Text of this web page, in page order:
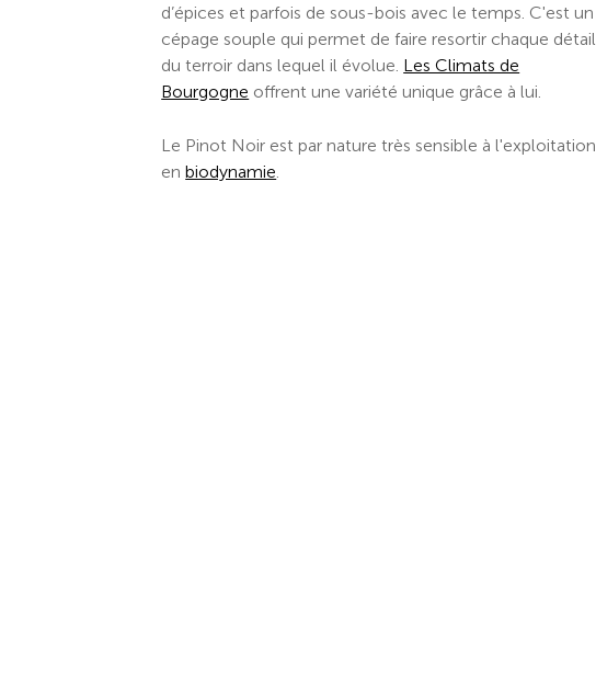
d’épices et parfois de sous-bois avec le temps. C'est un
cépage souple qui permet de faire resortir chaque détail
du terroir dans lequel il évolue. Les Climats de
Bourgogne offrent une variété unique grâce à lui.
Le Pinot Noir est par nature très sensible à l'exploitation
enbiodynamie.